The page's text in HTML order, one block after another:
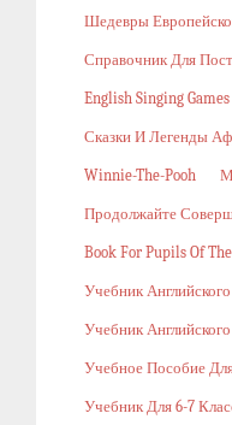
Шедевры
Справочник Для
English Singing
Сказки И Легенды
Winnie-The-Pooh
Продолжайте
Book For Pupils Of
Учебник
Учебник
Учебное Пособие
Учебник Для 6-7